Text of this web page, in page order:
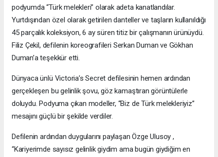
podyumda “Türk melekleri” olarak adeta kanatlandılar.
Yurtdışından özel olarak getirilen danteller ve taşların kullanıldığı
45 parçalık koleksiyon, 6 ay süren titiz bir çalışmanın ürünüydü.
Filiz Çekil, defilenin koreografileri Serkan Duman ve Gökhan
Duman’a teşekkür etti.
Dünyaca ünlü Victoria’s Secret defilesinin hemen ardından
gerçekleşen bu gelinlik şovu, göz kamaştıran görüntülerle
doluydu. Podyuma çıkan modeller, “Biz de Türk melekleriyiz”
mesajını güçlü bir şekilde verdiler.
Defilenin ardından duygularını paylaşan Özge Ulusoy ,
“Kariyerimde sayısız gelinlik giydim ama bugün giydiğim en